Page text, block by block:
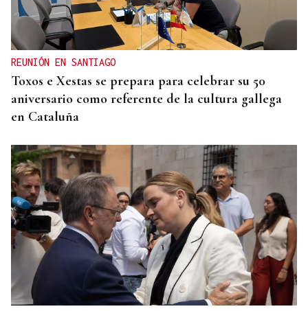
REUNIÓN EN SANTIAGO
Toxos e Xestas se prepara para celebrar su 50
aniversario como referente de la cultura gallega
en Cataluña